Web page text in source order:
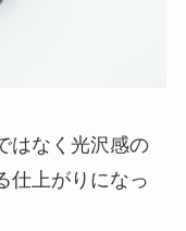
はなく光沢感の
仕上がりになっ